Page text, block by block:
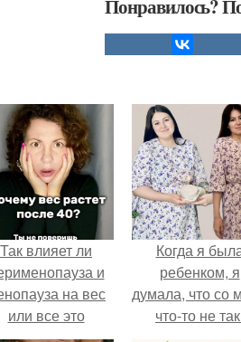
Понравилось?
Так влияет ли
и
на вес
или все это
ерунда?
Когда я
ребенком, я
думала, что со
что-то не